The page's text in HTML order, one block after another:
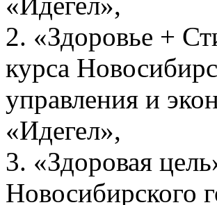
2. «Здоровье +
курса
управления и
«Идегел»,
3. «Здоровая
Новосибирского